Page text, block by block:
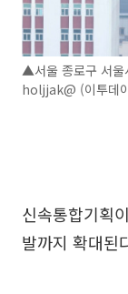
▲서울 종로구 서울
holjjak@ (이투데
신속통합기획
발까지 확대된